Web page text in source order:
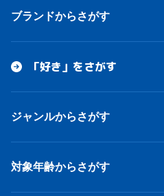
ブランドからさがす
「好き」をさがす
ジャンルからさがす
対象年齢からさがす